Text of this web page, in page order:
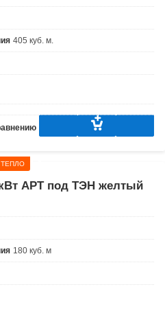
405 куб. м.
АРТ под ТЭН желтый
180 куб. м